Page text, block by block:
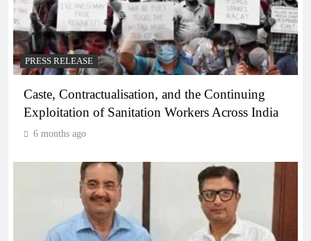
PRESS RELEASE
Caste, Contractualisation, and the Continuing
Exploitation of Sanitation Workers Across India
6 months ago